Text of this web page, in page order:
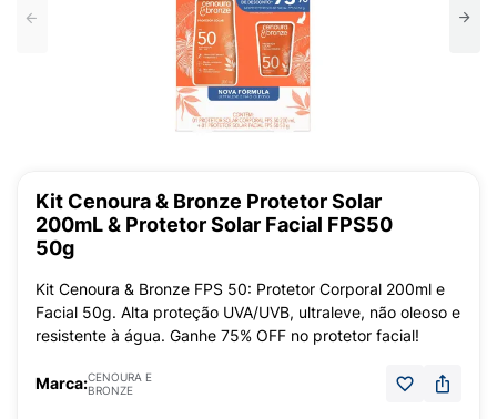
Kit Cenoura & Bronze Protetor Solar
200mL & Protetor Solar Facial FPS50
50g
Kit Cenoura & Bronze FPS 50: Protetor Corporal 200ml e
Facial 50g. Alta proteção UVA/UVB, ultraleve, não oleoso e
resistente à água. Ganhe 75% OFF no protetor facial!
Marca:CENOURA E
BRONZE